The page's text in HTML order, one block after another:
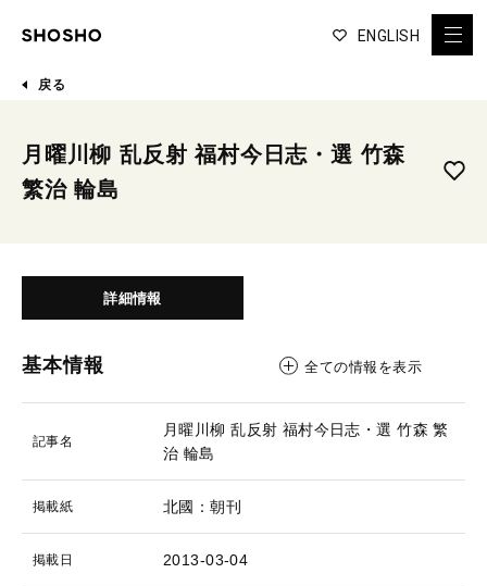
ENGLISH
戻る
月曜川柳 乱反射 福村今日志・選 竹森
繁治 輪島
詳細情報
基本情報 全ての情報を表示
記事名
月曜川柳 乱反射 福村今日志・選 竹森 繁
治 輪島
掲載紙 北國：朝刊
掲載日 2013-03-04